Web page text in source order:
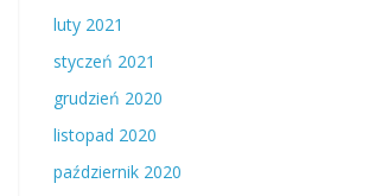
luty 2021
styczeń 2021
grudzień 2020
listopad 2020
październik 2020